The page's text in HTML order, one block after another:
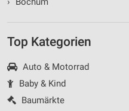
Top Kategorien
Auto & Motorrad
Baby & Kind
Baumärkte